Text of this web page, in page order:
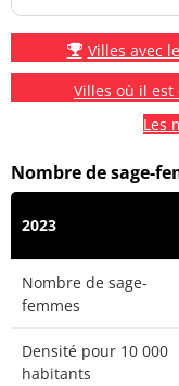
Villes avec
Villes où il
Les
Nombre de sage-
2023
Nombre de sage-
femmes
Densité pour 10 000
habitants